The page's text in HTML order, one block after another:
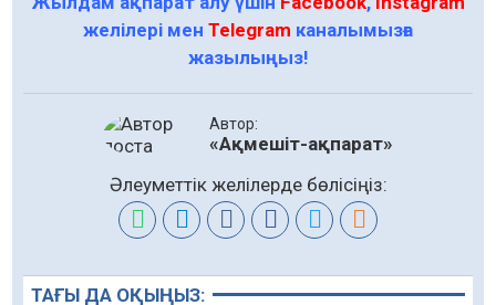
желілері мен Telegram каналымызға
жазылыңыз!
Автор:
«Ақмешіт-ақпарат»
Әлеуметтік желілерде бөлісіңіз:
ТАҒЫ ДА ОҚЫҢЫЗ: